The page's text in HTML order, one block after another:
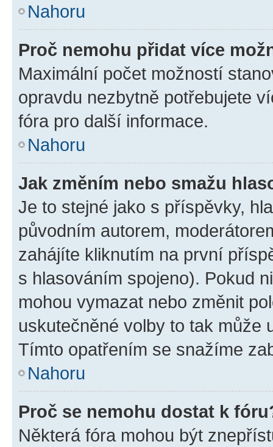
Nahoru
Proč nemohu přidat více
Maximální počet možností
opravdu nezbytně potřebujete
fóra pro další informace.
Nahoru
Jak změním nebo smažu
Je to stejné jako s příspěvky,
původním autorem,
zahájíte kliknutím na první
s hlasováním spojeno). Pokud
mohou vymazat nebo změnit
uskutečněné volby to tak může
Tímto opatřením se snažíme
Nahoru
Proč se nemohu dostat k
Některá fóra mohou být